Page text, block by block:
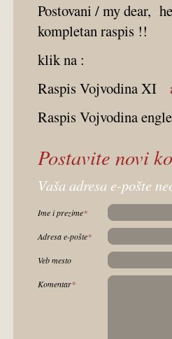
Postovani / my dear,
kompletan raspis !!
klik na :
Raspis Vojvodina XI
Raspis Vojvodina
Postavite novi
Vaša adresa e-pošte
Ime i prezime*
Adresa e-pošte*
Veb mesto
Komentar*